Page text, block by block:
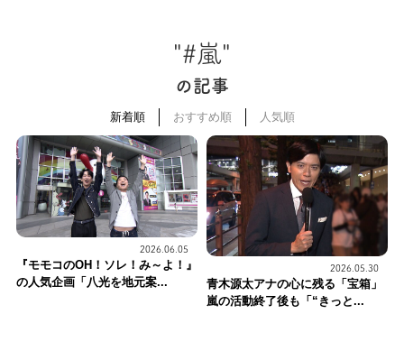
"#嵐"
の記事
新着順 おすすめ順 人気順
2026.06.05
『モモコのOH！ソレ！み～よ！』
の人気企画「八光を地元案...
2026.05.30
青木源太アナの心に残る「宝箱」
嵐の活動終了後も「“きっと...